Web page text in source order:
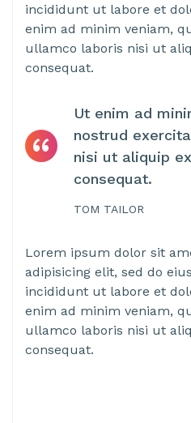
incididunt ut labore et
enim ad minim veniam,
ullamco laboris nisi ut
consequat.
Ut enim ad
nostrud
nisi ut aliquip
consequat.
TOM TAILOR
Lorem ipsum dolor sit
adipisicing elit, sed do
incididunt ut labore et
enim ad minim veniam,
ullamco laboris nisi ut
consequat.